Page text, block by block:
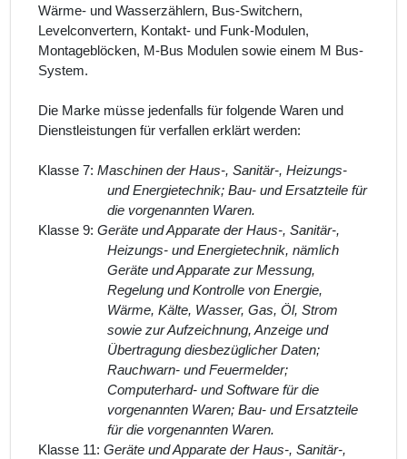
Wärme- und Wasserzählern, Bus-Switchern,
Levelconvertern, Kontakt- und Funk-Modulen,
Montageblöcken, M-Bus Modulen sowie einem M Bus-
System.
Die Marke müsse jedenfalls für folgende Waren und
Dienstleistungen für verfallen erklärt werden:
Klasse 7: Maschinen der Haus-, Sanitär-, Heizungs-
und Energietechnik; Bau- und Ersatzteile für
die vorgenannten Waren.
Klasse 9: Geräte und Apparate der Haus-, Sanitär-,
Heizungs- und Energietechnik, nämlich
Geräte und Apparate zur Messung,
Regelung und Kontrolle von Energie,
Wärme, Kälte, Wasser, Gas, Öl, Strom
sowie zur Aufzeichnung, Anzeige und
Übertragung diesbezüglicher Daten;
Rauchwarn- und Feuermelder;
Computerhard- und Software für die
vorgenannten Waren; Bau- und Ersatzteile
für die vorgenannten Waren.
Klasse 11: Geräte und Apparate der Haus-, Sanitär-,